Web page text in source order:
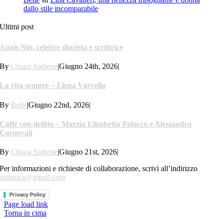
dallo stile incomparabile
Ultimi post
Anaïs Nin, celebre diarista e scrittrice
By Chiara Saibene|Giugno 24th, 2026|
La vita sempre – Elena Varvello
By Belle|Giugno 22nd, 2026|
Caffè con delitto – Marzia Elisabetta Polacco e Alessandra
Carnevali
By Chiara Saibene|Giugno 21st, 2026|
Per informazioni e richieste di collaborazione, scrivi all’indirizzo
arstorica@gmail.com
Privacy Policy
Page load link
Torna in cima